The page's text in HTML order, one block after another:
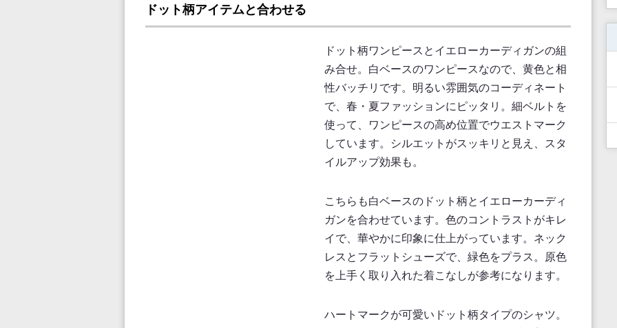
ドット柄アイテムと合わせる
ドット柄ワンピースとイエローカーディガンの組
み合せ。白ベースのワンピースなので、黄色と相
性バッチリです。明るい雰囲気のコーディネート
で、春・夏ファッションにピッタリ。細ベルトを
使って、ワンピースの高め位置でウエストマーク
しています。シルエットがスッキリと見え、スタ
イルアップ効果も。
こちらも白ベースのドット柄とイエローカーディ
ガンを合わせています。色のコントラストがキレ
イで、華やかに印象に仕上がっています。ネック
レスとフラットシューズで、緑色をプラス。原色
を上手く取り入れた着こなしが参考になります。
ハートマークが可愛いドット柄タイプのシャツ。